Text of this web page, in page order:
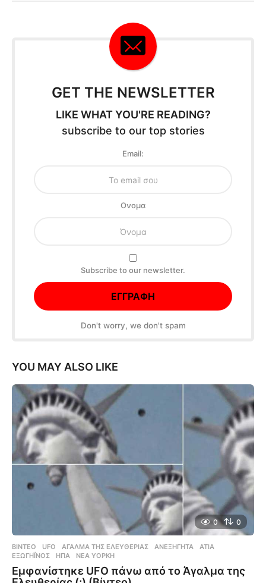
GET THE NEWSLETTER
LIKE WHAT YOU'RE READING?
subscribe to our top stories
Email:
Oνομα
Subscribe to our newsletter.
Don't worry, we don't spam
YOU MAY ALSO LIKE
0 0
ΒΊΝΤΕΟ UFO ,ΆΓΑΛΜΑ ΤΗΣ ΕΛΕΥΘΕΡΊΑΣ ,ΑΝΕΞΉΓΗΤΑ ,ΑΤΙΑ
ΕΞΩΓΉΙΝΟΣ
,ΗΠΑ ,ΝΈΑ ΥΌΡΚΗ
Εμφανίστηκε UFO πάνω από το Άγαλμα της